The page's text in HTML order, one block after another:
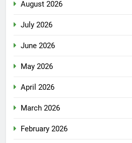
August 2026
July 2026
June 2026
May 2026
April 2026
March 2026
February 2026